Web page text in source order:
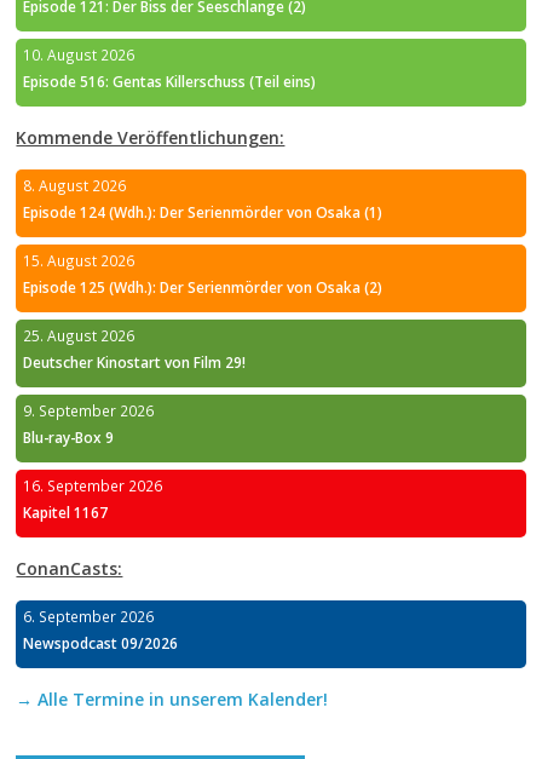
Episode 121: Der Biss der Seeschlange (2)
10. August 2026
Episode 516: Gentas Killerschuss (Teil eins)
Kommende Veröffentlichungen:
8. August 2026
Episode 124 (Wdh.): Der Serienmörder von Osaka (1)
15. August 2026
Episode 125 (Wdh.): Der Serienmörder von Osaka (2)
25. August 2026
Deutscher Kinostart von Film 29!
9. September 2026
Blu-ray-Box 9
16. September 2026
Kapitel 1167
ConanCasts:
6. September 2026
Newspodcast 09/2026
→ Alle Termine in unserem Kalender!